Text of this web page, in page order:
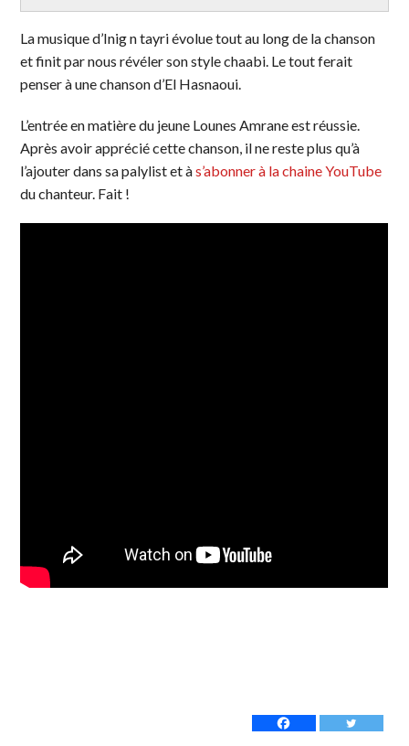
La musique d’Inig n tayri évolue tout au long de la chanson
et finit par nous révéler son style chaabi. Le tout ferait
penser à une chanson d’El Hasnaoui.
L’entrée en matière du jeune Lounes Amrane est réussie.
Après avoir apprécié cette chanson, il ne reste plus qu’à
l’ajouter dans sa palylist et às’abonner à la chaine YouTube
du chanteur. Fait !